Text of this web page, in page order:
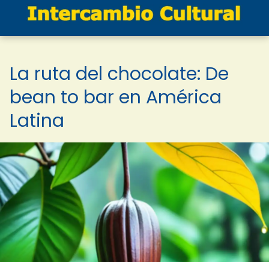
La ruta del chocolate: De
bean to bar en América
Latina